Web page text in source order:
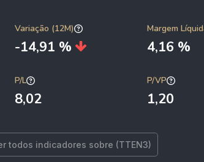
Variação (12M)
-14,91 %
Margem
4,16 %
P/L
8,02
P/VP
1,20
todos indicadores sobre (TTEN3)